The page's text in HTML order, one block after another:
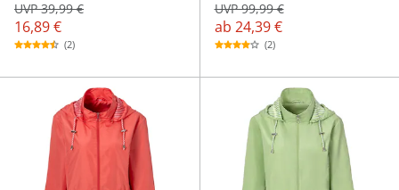
16,89 €
UVP 39,99 €
(2)
ab 24,39 €
UVP 99,99 €
(2)